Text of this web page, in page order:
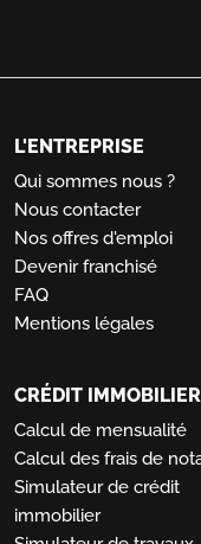
L'ENTREPRISE
Qui sommes nous ?
Nous contacter
Nos offres d'emploi
Devenir franchisé
FAQ
Mentions légales
CRÉDIT IMMOBILIER
Calcul de mensualité
Calcul des frais de
Simulateur de crédit
immobilier